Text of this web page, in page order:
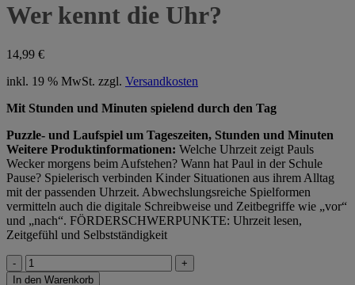
Wer kennt die Uhr?
14,99 €
inkl. 19 % MwSt. zzgl. Versandkosten
Mit Stunden und Minuten spielend durch den Tag
Puzzle- und Laufspiel um Tageszeiten, Stunden und Minuten
Weitere Produktinformationen: Welche Uhrzeit zeigt Pauls
Wecker morgens beim Aufstehen? Wann hat Paul in der Schule
Pause? Spielerisch verbinden Kinder Situationen aus ihrem Alltag
mit der passenden Uhrzeit. Abwechslungsreiche Spielformen
vermitteln auch die digitale Schreibweise und Zeitbegriffe wie „vor“
und „nach“. FÖRDERSCHWERPUNKTE: Uhrzeit lesen,
Zeitgefühl und Selbstständigkeit
Wer
kennt
In den Warenkorb